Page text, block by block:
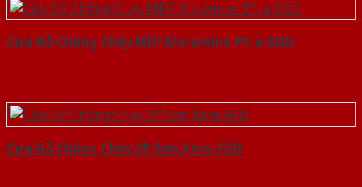
Cửa Gỗ Chống Cháy MDF Melamine P1-a-SGD
Cửa Gỗ Chống Cháy 2P Sơn Xám-SGD